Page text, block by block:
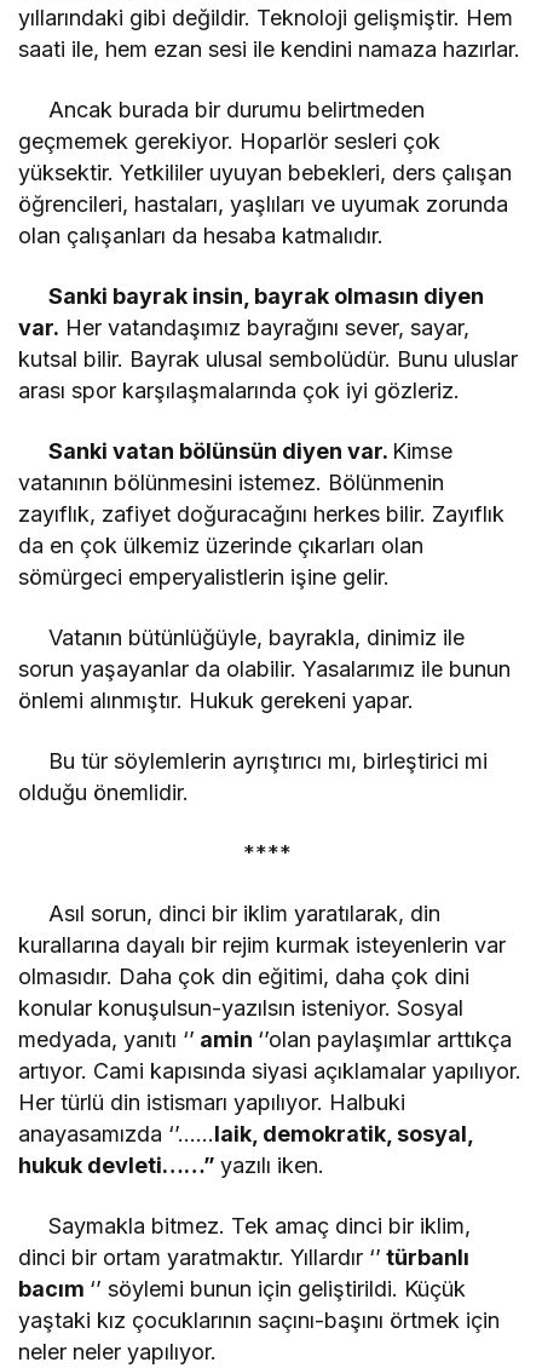
yıllarındaki gibi değildir. Teknoloji gelişmiştir. Hem
saati ile, hem ezan sesi ile kendini namaza hazırlar.
Ancak burada bir durumu belirtmeden
geçmemek gerekiyor. Hoparlör sesleri çok
yüksektir. Yetkililer uyuyan bebekleri, ders çalışan
öğrencileri, hastaları, yaşlıları ve uyumak zorunda
olan çalışanları da hesaba katmalıdır.
Sanki bayrak insin, bayrak olmasın diyen
var. Her vatandaşımız bayrağını sever, sayar,
kutsal bilir. Bayrak ulusal sembolüdür. Bunu uluslar
arası spor karşılaşmalarında çok iyi gözleriz.
Sanki vatan bölünsün diyen var. Kimse
vatanının bölünmesini istemez. Bölünmenin
zayıflık, zafiyet doğuracağını herkes bilir. Zayıflık
da en çok ülkemiz üzerinde çıkarları olan
sömürgeci emperyalistlerin işine gelir.
Vatanın bütünlüğüyle, bayrakla, dinimiz ile
sorun yaşayanlar da olabilir. Yasalarımız ile bunun
önlemi alınmıştır. Hukuk gerekeni yapar.
Bu tür söylemlerin ayrıştırıcı mı, birleştirici mi
olduğu önemlidir.
****
Asıl sorun, dinci bir iklim yaratılarak, din
kurallarına dayalı bir rejim kurmak isteyenlerin var
olmasıdır. Daha çok din eğitimi, daha çok dini
konular konuşulsun-yazılsın isteniyor. Sosyal
medyada, yanıtı ‘’ amin ‘’olan paylaşımlar arttıkça
artıyor. Cami kapısında siyasi açıklamalar yapılıyor.
Her türlü din istismarı yapılıyor. Halbuki
anayasamızda ‘’……laik, demokratik, sosyal,
hukuk devleti……”yazılı iken.
Saymakla bitmez. Tek amaç dinci bir iklim,
dinci bir ortam yaratmaktır. Yıllardır ‘’ türbanlı
bacım ‘’ söylemi bunun için geliştirildi. Küçük
yaştaki kız çocuklarının saçını-başını örtmek için
neler neler yapılıyor.